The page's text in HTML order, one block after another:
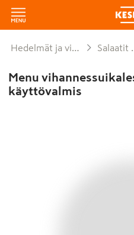
Hedelmät ja vihannekset Salaatit ja kaalit
Menu
käyttövalmis